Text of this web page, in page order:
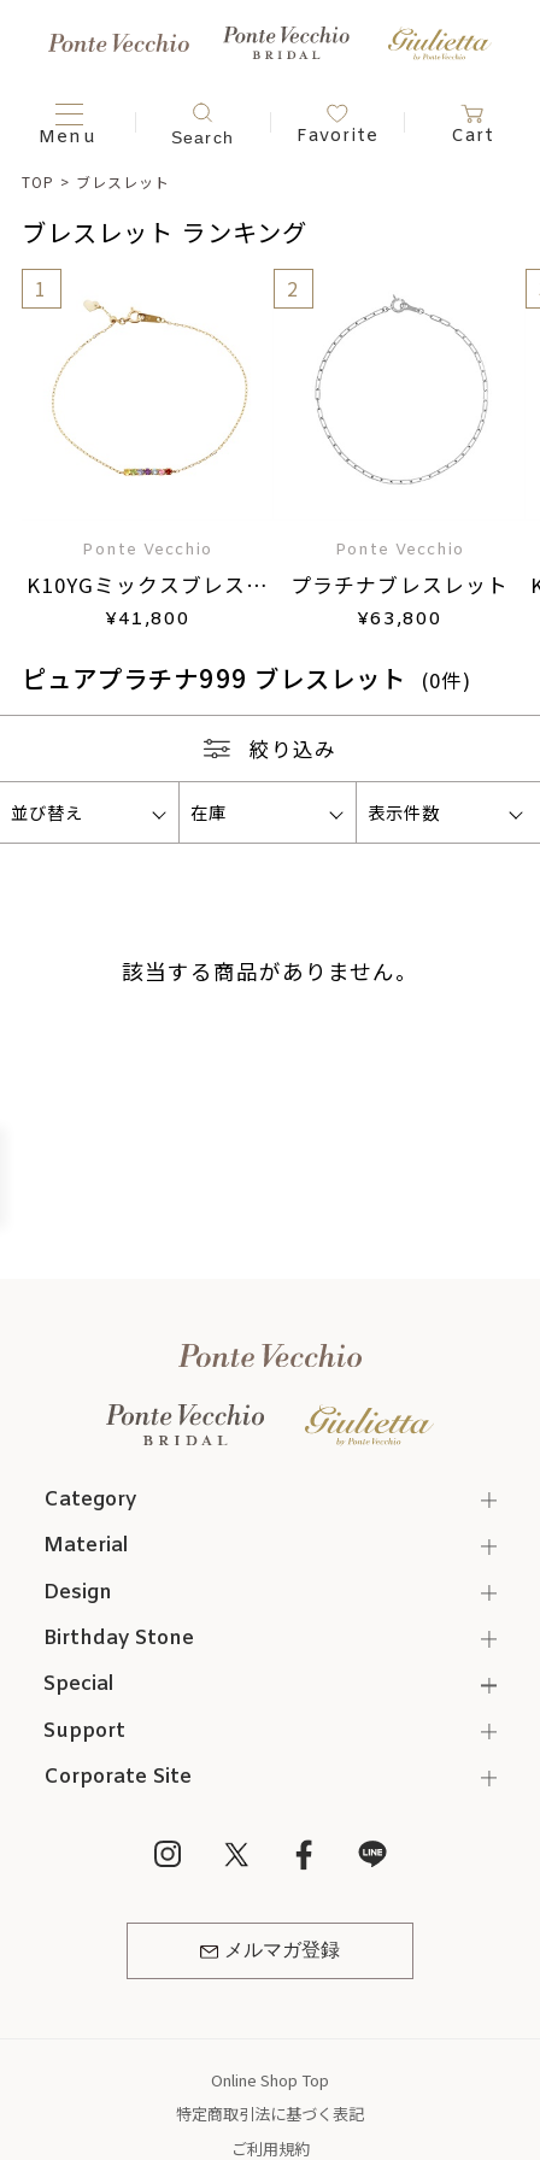
TOP > ブレスレット
ブレスレット ランキング
1
Ponte Vecchio
K10YGミックスブレスレ
ット
¥41,800
2
Ponte Vecchio
プラチナブレスレット
¥63,800
ピュアプラチナ999 ブレスレット (0件)
絞り込み
並び替え 在庫 表示件数
該当する商品がありません。
Category
Support
Corporate Site
メルマガ登録
Material
Design
Birthday Stone
Special
Online Shop Top
特定商取引法に基づく表記
ご利用規約